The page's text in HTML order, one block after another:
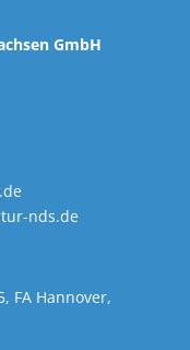
GmbH
nds.de
FA Hannover,